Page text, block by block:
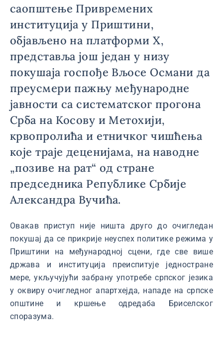
саопштење Привремених
институција у Приштини,
објављено на платформи X,
представља још један у низу
покушаја госпође Вљосе Османи да
преусмери пажњу међународне
јавности са систематског прогона
Срба на Косову и Метохији,
крвопролића и етничког чишћења
које траје деценијама, на наводне
„позиве на рат“ од стране
председника Републике Србије
Александра Вучића.
Овакав приступ није ништа друго до очигледан
покушај да се прикрије неуспех политике режима у
Приштини на међународној сцени, где све више
држава и институција преиспитује једностране
мере, укључујући забрану употребе српског језика
у оквиру очигледног апартхејда, нападе на српске
општине и кршење одредаба Бриселског
споразума.